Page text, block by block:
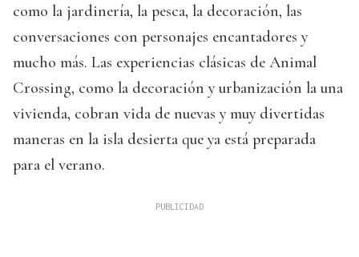
como la jardinería, la pesca, la decoración, las
conversaciones con personajes encantadores y
mucho más. Las experiencias clásicas de Animal
Crossing, como la decoración y urbanización la una
vivienda, cobran vida de nuevas y muy divertidas
maneras en la isla desierta que ya está preparada
para el verano.